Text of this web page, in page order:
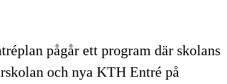
pågår ett program där skolans
och nya KTH Entré på